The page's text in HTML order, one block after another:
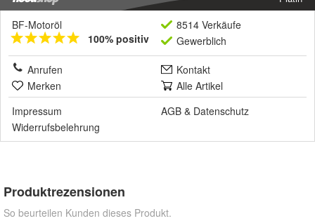
BF-Motoröl
100% positiv
8514 Verkäufe
Gewerblich
Anrufen
Kontakt
Merken
Alle Artikel
Impressum
AGB & Datenschutz
Widerrufsbelehrung
Produktrezensionen
So beurteilen Kunden dieses Produkt.